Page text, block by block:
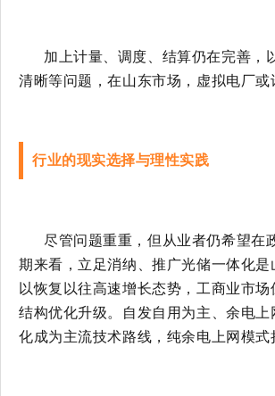
加上计量、调度、结算仍在完善，
清晰等问题，在山东市场，虚拟电厂
行业的现实选择与理性实践
尽管问题重重，但从业者仍希望在
期来看，立足消纳、推广光储一体化
以恢复以往高速增长态势，工商业市
结构优化升级。自发自用为主、余电
化成为主流技术路线，纯余电上网模式